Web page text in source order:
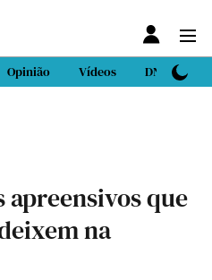
Opinião Vídeos DN Sport
que
na